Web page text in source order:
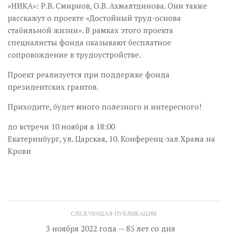
«НИКА»: Р.В. Смирнов, О.В. Ахмалтдинова. Они также
расскажут о проекте «Достойный труд-основа
стабильной жизни». В рамках этого проекта
специалисты фонда оказывают бесплатное
сопровождение в трудоустройстве.
Проект реализуется при поддержке фонда
президентских грантов.
Приходите, будет много полезного и интересного!
до встречи 10 ноября в 18:00
Екатеринбург, ул. Царская, 10. Конференц-зал Храма на
Крови
СЛЕДУЮЩАЯ ПУБЛИКАЦИЯ
3 ноября 2022 года — 85 лет со дня